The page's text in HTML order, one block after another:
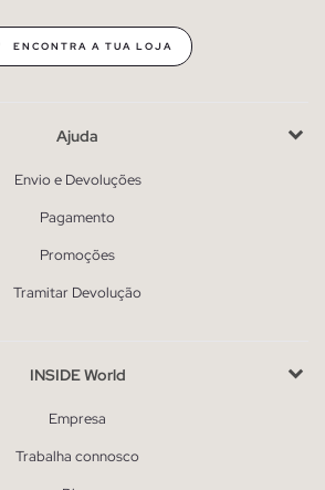
ENCONTRA A TUA LOJA
Ajuda
Envio e Devoluções
Pagamento
Promoções
Tramitar Devolução
INSIDE World
Empresa
Trabalha connosco